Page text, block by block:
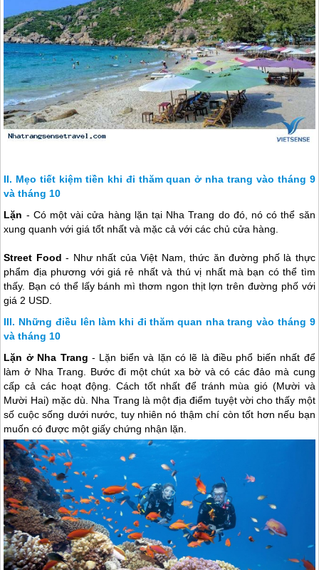
Mẹo tiết kiệm tiền khi đi thăm quan ở nha trang vào tháng 9
và tháng 10
Lặn - Có một vài cửa hàng lặn tại Nha Trang do đó, nó có thể săn
xung quanh với giá tốt nhất và mặc cả với các chủ cửa hàng.
Street Food - Như nhất của Việt Nam, thức ăn đường phố là thực
phẩm địa phương với giá rẻ nhất và thú vị nhất mà bạn có thể tìm
thấy. Bạn có thể lấy bánh mì thơm ngon thịt lợn trên đường phố với
giá 2 USD.
Những điều lên làm khi đi thăm quan nha trang vào tháng 9
và tháng 10
Lặn ở Nha Trang - Lặn biển và lặn có lẽ là điều phổ biến nhất để
làm ở Nha Trang . Bước đi một chút xa bờ và có các đảo mà cung
cấp cả các hoạt động. Cách tốt nhất để tránh mùa gió (Mười và
Mười Hai) mặc dù. Nha Trang là một địa điểm tuyệt vời cho thấy một
số cuộc sống dưới nước, tuy nhiên nó thậm chí còn tốt hơn nếu bạn
muốn có được một giấy chứng nhận lặn.